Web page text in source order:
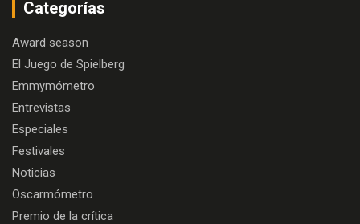
Categorías
Award season
El Juego de Spielberg
Emmymómetro
Entrevistas
Especiales
Festivales
Noticias
Oscarmómetro
Premio de la crítica